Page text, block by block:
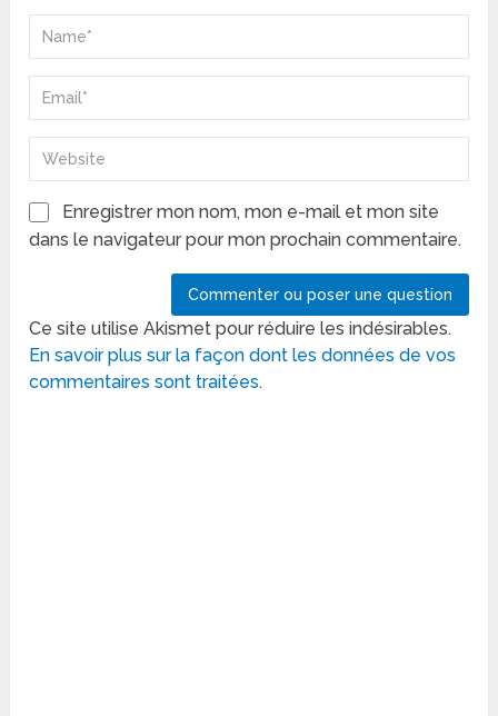
Enregistrer mon nom, mon e-mail et mon site
dans le navigateur pour mon prochain commentaire.
Ce site utilise Akismet pour réduire les indésirables.
En savoir plus sur la façon dont les données de vos
commentaires sont traitées.